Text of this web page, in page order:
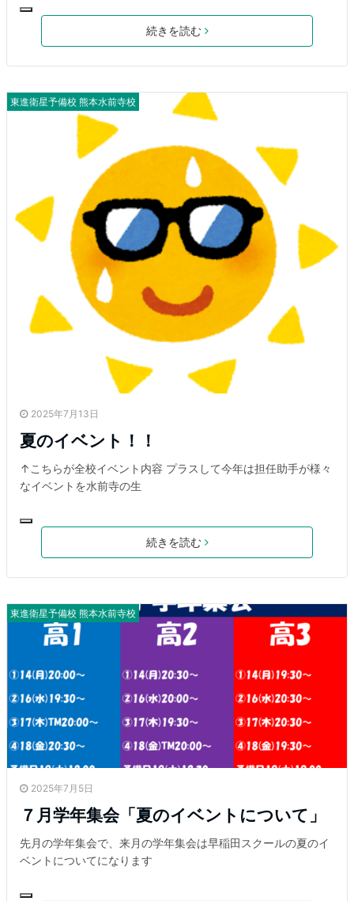
続きを読む
東進衛星予備校 熊本水前寺校
2025年7月13日
夏のイベント！！
↑こちらが全校イベント内容 プラスして今年は担任助手が様々
なイベントを水前寺の生
続きを読む
東進衛星予備校 熊本水前寺校
2025年7月5日
７月学年集会「夏のイベントについて」
先月の学年集会で、来月の学年集会は早稲田スクールの夏のイ
ベントについてになります